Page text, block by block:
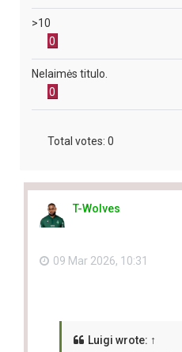
>10
0
Nelaimės titulo.
0
Total votes: 0
T-Wolves
09 Mar 2026, 10:31
Luigi wrote: ↑